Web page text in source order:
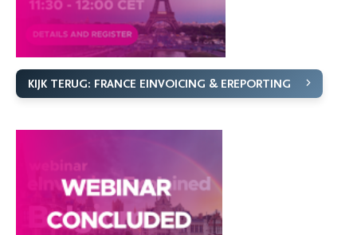
KIJK TERUG: FRANCE EINVOICING & EREPORTING